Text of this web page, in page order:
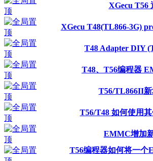
XGecu T56
XGecu T48(TL866-3G)
T48 Adapter DIY
T48、T56编程器
T56/TL866II
T56/T48 如何使用
EMMC增加
T56编程器如何将一个